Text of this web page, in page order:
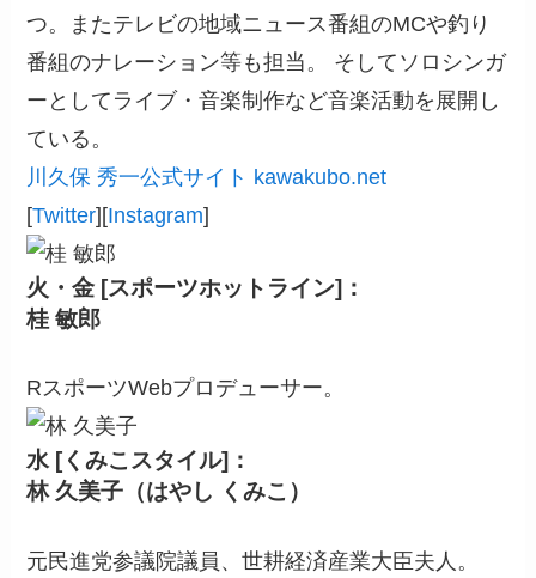
つ。またテレビの地域ニュース番組のMCや釣り
番組のナレーション等も担当。 そしてソロシンガ
ーとしてライブ・音楽制作など音楽活動を展開し
ている。
川久保 秀一公式サイト kawakubo.net
[Twitter][Instagram]
火・金 [スポーツホットライン]：
桂 敏郎
RスポーツWebプロデューサー。
水 [くみこスタイル]：
林 久美子（はやし くみこ）
元民進党参議院議員、世耕経済産業大臣夫人。